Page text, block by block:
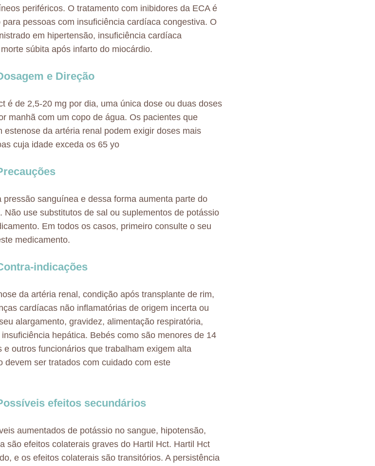
periféricos. O tratamento com inibidores da ECA é
pessoas com insuficiência cardíaca congestiva. O
em hipertensão, insuficiência cardíaca
súbita após infarto do miocárdio.
e Direção
é de 2,5-20 mg por dia, uma única dose ou duas doses
manhã com um copo de água. Os pacientes que
estenose da artéria renal podem exigir doses mais
cuja idade exceda os 65 yo
pressão sanguínea e dessa forma aumenta parte do
Não use substitutos de sal ou suplementos de potássio
Em todos os casos, primeiro consulte o seu
medicamento.
indicações
da artéria renal, condição após transplante de rim,
cardíacas não inflamatórias de origem incerta ou
alargamento, gravidez, alimentação respiratória,
hepática. Bebés como são menores de 14
e outros funcionários que trabalham exigem alta
devem ser tratados com cuidado com este
efeitos secundários
aumentados de potássio no sangue, hipotensão,
são efeitos colaterais graves do Hartil Hct. Hartil Hct
e os efeitos colaterais são transitórios. A persistência